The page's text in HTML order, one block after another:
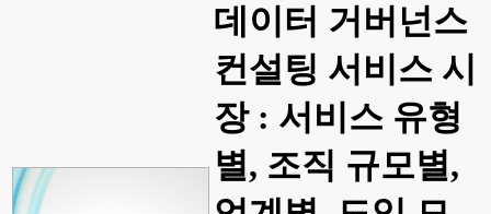
데이터 거버넌스
컨설팅 서비스 시
장 : 서비스 유형
별, 조직 규모별,